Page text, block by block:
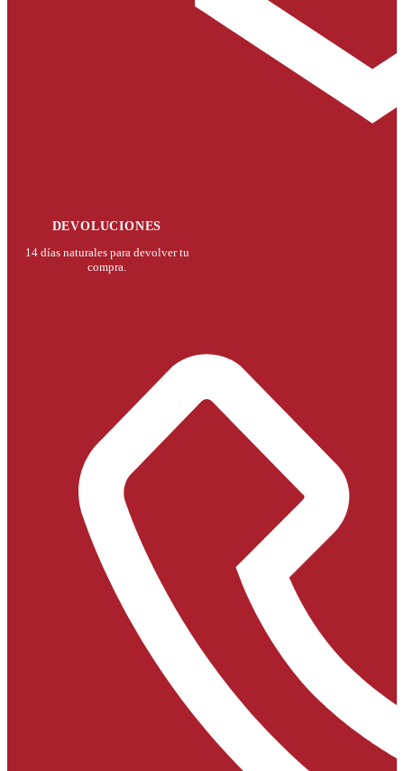
DEVOLUCIONES
14 días naturales para devolver tu
compra.